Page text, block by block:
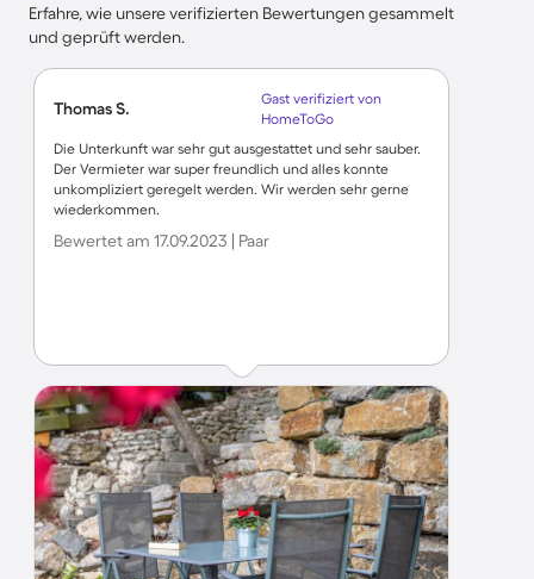
Erfahre, wie unsere verifizierten Bewertungen gesammelt
und geprüft werden.
Thomas S.
Gast verifiziert von
HomeToGo
Die Unterkunft war sehr gut ausgestattet und sehr sauber.
Der Vermieter war super freundlich und alles konnte
unkompliziert geregelt werden. Wir werden sehr gerne
wiederkommen.
Bewertet am 17.09.2023 | Paar